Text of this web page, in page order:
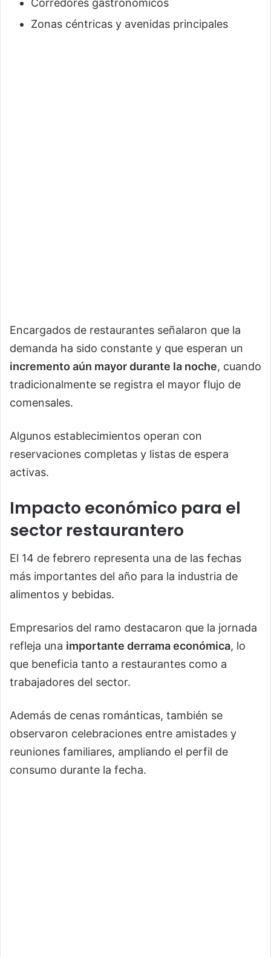
Corredores gastronómicos
Zonas céntricas y avenidas principales
Encargados de restaurantes señalaron que la
demanda ha sido constante y que esperan un
incremento aún mayor durante la noche, cuando
tradicionalmente se registra el mayor flujo de
comensales.
Algunos establecimientos operan con
reservaciones completas y listas de espera
activas.
Impacto económico para el
sector restaurantero
El 14 de febrero representa una de las fechas
más importantes del año para la industria de
alimentos y bebidas.
Empresarios del ramo destacaron que la jornada
refleja una importante derrama económica, lo
que beneficia tanto a restaurantes como a
trabajadores del sector.
Además de cenas románticas, también se
observaron celebraciones entre amistades y
reuniones familiares, ampliando el perfil de
consumo durante la fecha.